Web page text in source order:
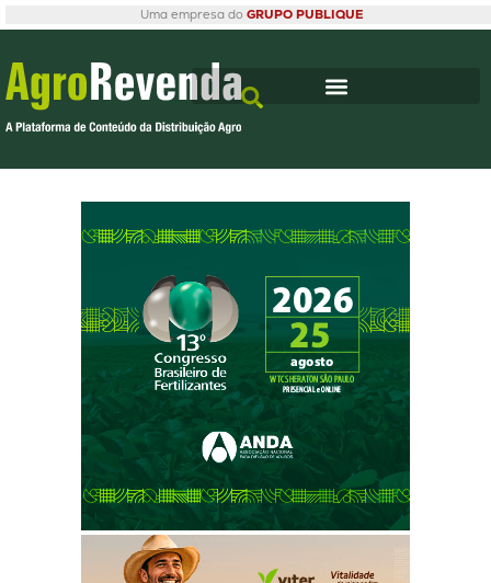
Uma empresa do GRUPO PUBLIQUE